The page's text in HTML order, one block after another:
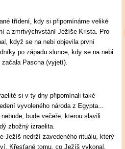
třídení, kdy si připomínáme veliké
a zmrtvýchvstání Ježíše Krista. Pro
když se na nebi objevila první
po západu slunce, kdy se na nebi
Pascha (vyjetí).
si v ty dny připomínali také
vyvoleného národa z Egypta...
bude večeře, kterou slavili
zbožný izraelita.
Ježíš nedrží zavedeného rituálu, který
Křesťané tomu, co Ježíš vykonal,